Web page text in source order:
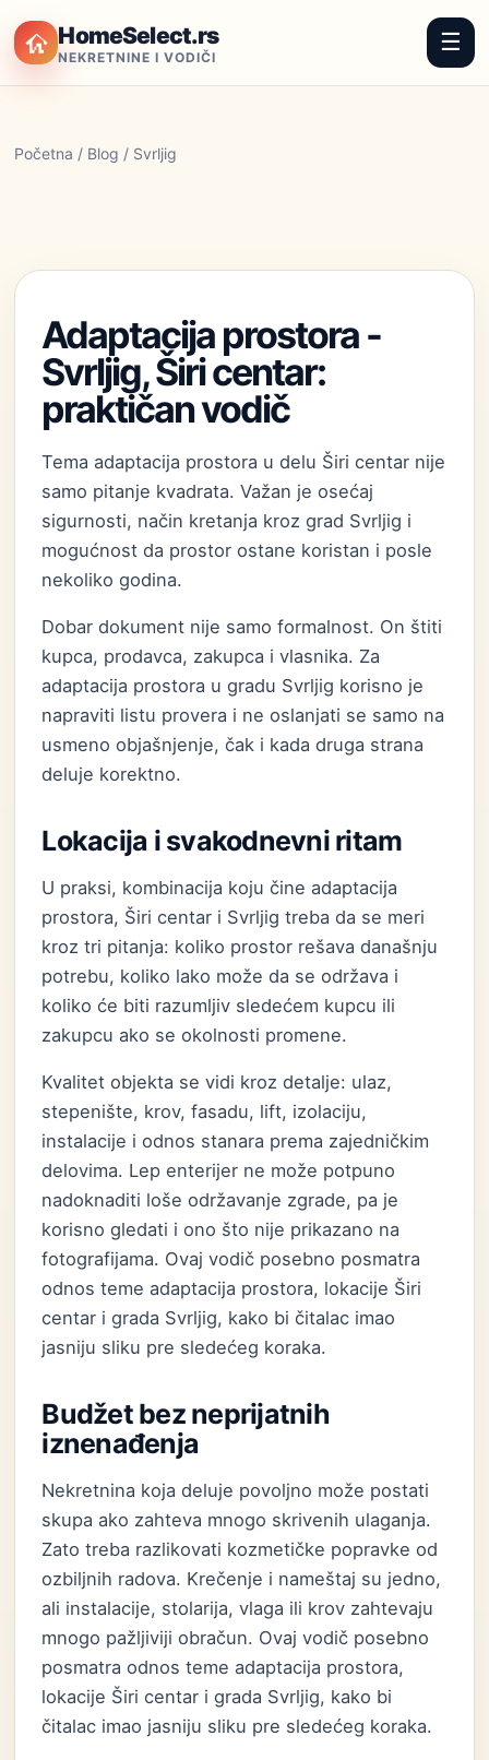
HomeSelect.rs
NEKRETNINE I VODIČI
☰
Početna / Blog / Svrljig
Adaptacija prostora -
Svrljig, Širi centar:
praktičan vodič
Tema adaptacija prostora u delu Širi centar nije
samo pitanje kvadrata. Važan je osećaj
sigurnosti, način kretanja kroz grad Svrljig i
mogućnost da prostor ostane koristan i posle
nekoliko godina.
Dobar dokument nije samo formalnost. On štiti
kupca, prodavca, zakupca i vlasnika. Za
adaptacija prostora u gradu Svrljig korisno je
napraviti listu provera i ne oslanjati se samo na
usmeno objašnjenje, čak i kada druga strana
deluje korektno.
Lokacija i svakodnevni ritam
U praksi, kombinacija koju čine adaptacija
prostora, Širi centar i Svrljig treba da se meri
kroz tri pitanja: koliko prostor rešava današnju
potrebu, koliko lako može da se održava i
koliko će biti razumljiv sledećem kupcu ili
zakupcu ako se okolnosti promene.
Kvalitet objekta se vidi kroz detalje: ulaz,
stepenište, krov, fasadu, lift, izolaciju,
instalacije i odnos stanara prema zajedničkim
delovima. Lep enterijer ne može potpuno
nadoknaditi loše održavanje zgrade, pa je
korisno gledati i ono što nije prikazano na
fotografijama. Ovaj vodič posebno posmatra
odnos teme adaptacija prostora, lokacije Širi
centar i grada Svrljig, kako bi čitalac imao
jasniju sliku pre sledećeg koraka.
Budžet bez neprijatnih
iznenađenja
Nekretnina koja deluje povoljno može postati
skupa ako zahteva mnogo skrivenih ulaganja.
Zato treba razlikovati kozmetičke popravke od
ozbiljnih radova. Krečenje i nameštaj su jedno,
ali instalacije, stolarija, vlaga ili krov zahtevaju
mnogo pažljiviji obračun. Ovaj vodič posebno
posmatra odnos teme adaptacija prostora,
lokacije Širi centar i grada Svrljig, kako bi
čitalac imao jasniju sliku pre sledećeg koraka.